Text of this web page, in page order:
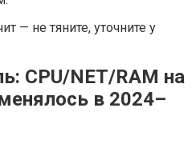
— не тяните, уточните у
CPU/NET/RAM на
в 2024–